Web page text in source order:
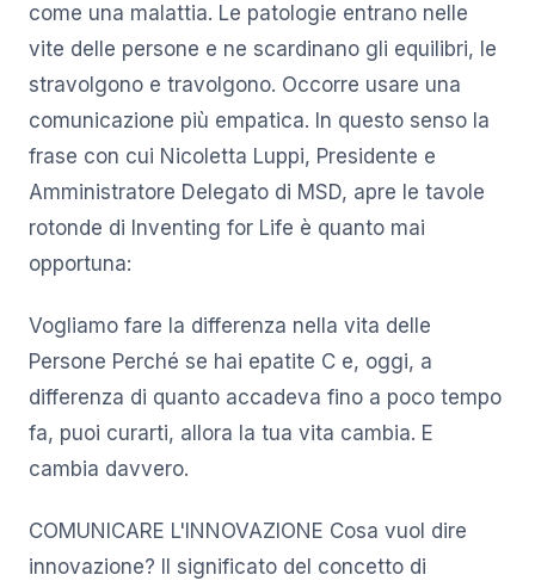
come una malattia. Le patologie entrano nelle
vite delle persone e ne scardinano gli equilibri, le
stravolgono e travolgono. Occorre usare una
comunicazione più empatica. In questo senso la
frase con cui Nicoletta Luppi, Presidente e
Amministratore Delegato di MSD, apre le tavole
rotonde di Inventing for Life è quanto mai
opportuna:
Vogliamo fare la differenza nella vita delle
Persone Perché se hai epatite C e, oggi, a
differenza di quanto accadeva fino a poco tempo
fa, puoi curarti, allora la tua vita cambia. E
cambia davvero.
COMUNICARE L'INNOVAZIONE Cosa vuol dire
innovazione? Il significato del concetto di